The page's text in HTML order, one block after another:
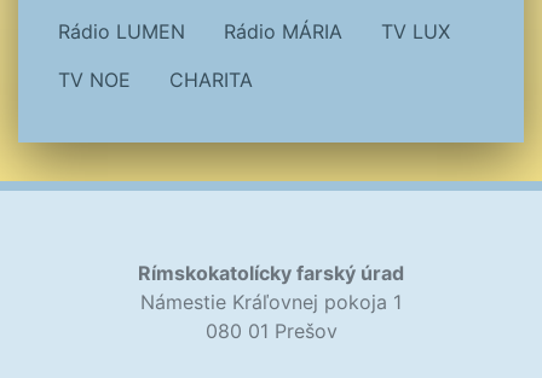
Rádio LUMEN
Rádio MÁRIA
TV LUX
TV NOE
CHARITA
Rímskokatolícky farský úrad
Námestie Kráľovnej pokoja 1
080 01 Prešov